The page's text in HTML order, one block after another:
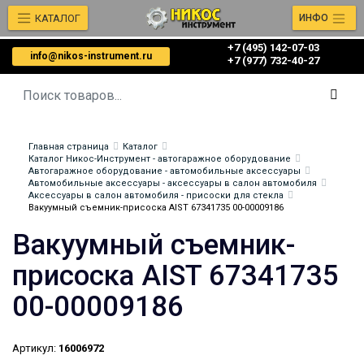
info@nikos-instrument.ru
+7 (495) 142-07-03
‎‎+7 (977) 732-40-27
КАТАЛОГ ИНФО
Главная страница
Каталог
Каталог Никос-Инструмент - автогаражное оборудование
Автогаражное оборудование - автомобильные аксессуары
Автомобильные аксессуары - аксессуары в салон автомобиля
Аксессуары в салон автомобиля - присоски для стекла
Вакуумный съемник-присоска AIST 67341735 00-00009186
Вакуумный съемник-
присоска AIST 67341735
00-00009186
Артикул: 16006972